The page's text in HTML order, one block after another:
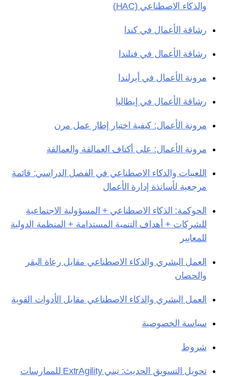
والذكاء الاصطناعي (HAC)
رشاقة الأعمال في كندا
رشاقة الأعمال في فنلندا
مرونة الأعمال في أيرلندا
رشاقة الأعمال في إيطاليا
مرونة الأعمال: كيفية اختيار إطار عمل مرن
مرونة الأعمال: على أكتاف العمالقة والعمالقة
اللعبيات والذكاء الاصطناعي في الفصل الدراسي: قائمة
مرجعية لأساتذة إدارة الأعمال
الحوكمة: الذكاء الاصطناعي + المسؤولية الاجتماعية
للشركات + أهداف التنمية المستدامة + المنظمة الدولية
للمعايير
العمل البشري والذكاء الاصطناعي مقابل رعاة البقر
والحصان
العمل البشري والذكاء الاصطناعي مقابل الأدوات القوية
سياسة الخصوصية
شروط
تحويل التسويق الحديث: تبني ExtrAgility للممارسات